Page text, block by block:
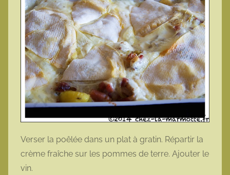
Verser la poêlée dans un plat à gratin. Répartir la
crème fraîche sur les pommes de terre. Ajouter le
vin.